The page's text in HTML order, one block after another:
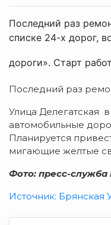
Последний раз
списке 24-х дорог,
дороги». Старт
Последний раз
Улица Делегатская
автомобильные
Планируется
мигающие желтые
Фото: пресс-служба
Источник: Брянская